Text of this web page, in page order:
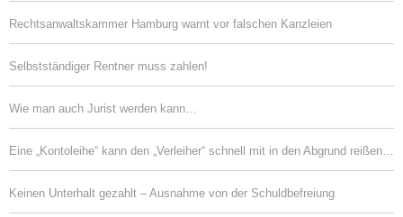
Rechtsanwaltskammer Hamburg warnt vor falschen Kanzleien
Selbstständiger Rentner muss zahlen!
Wie man auch Jurist werden kann…
Eine „Kontoleihe“ kann den „Verleiher“ schnell mit in den Abgrund reißen…
Keinen Unterhalt gezahlt – Ausnahme von der Schuldbefreiung